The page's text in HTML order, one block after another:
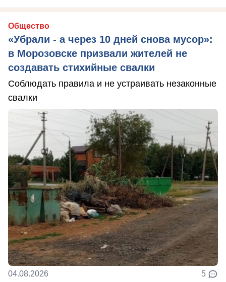
Общество
«Убрали - а через 10 дней снова мусор»:
в Морозовске призвали жителей не
создавать стихийные свалки
Соблюдать правила и не устраивать незаконные
свалки
04.08.2026 5